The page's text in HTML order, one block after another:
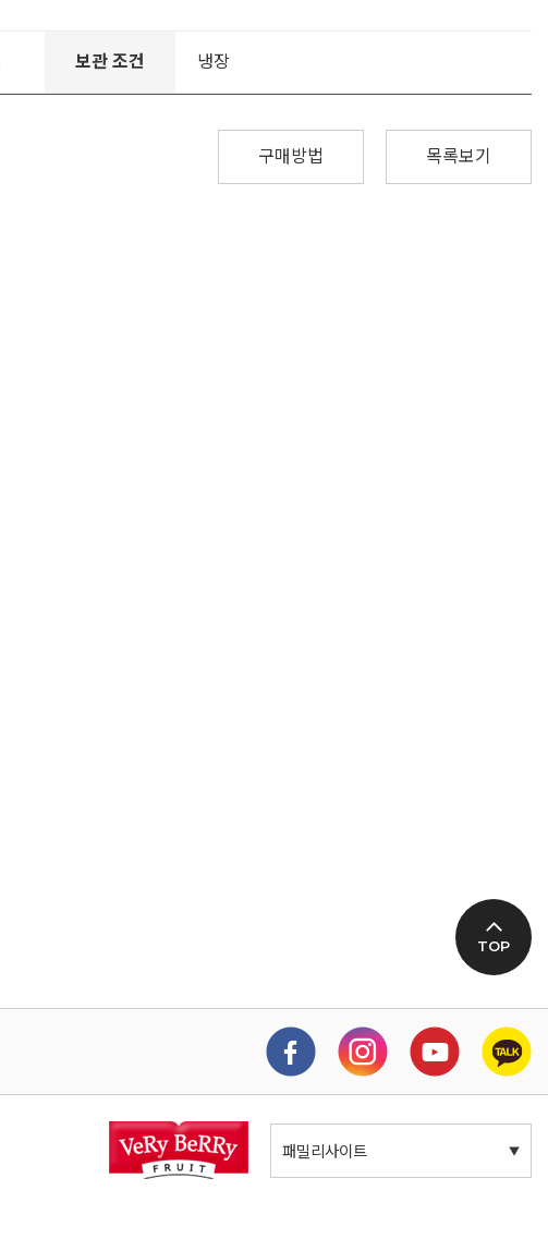
보관 조건 냉장
목록보기
구매방법
TOP
패밀리사이트